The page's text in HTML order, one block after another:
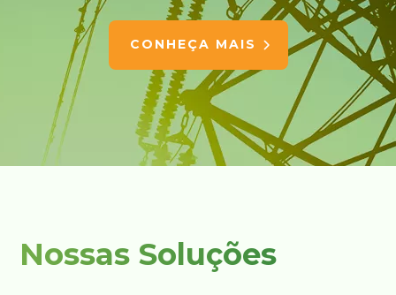
CONHEÇA MAIS
Nossas Soluções